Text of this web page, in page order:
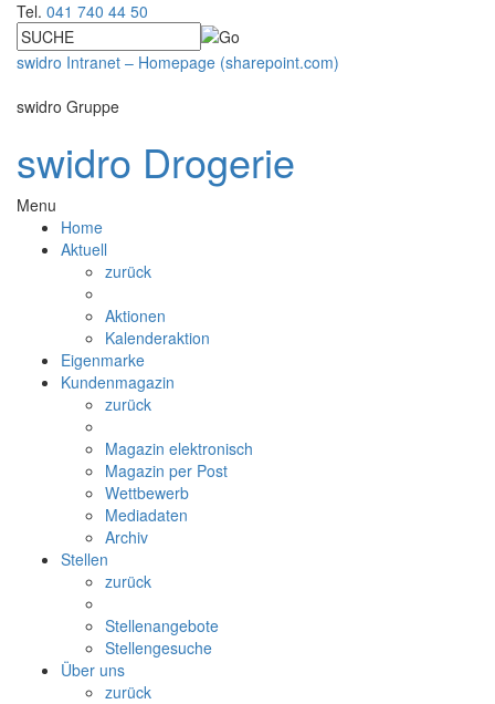
Tel. 041 740 44 50
swidro Intranet – Homepage (sharepoint.com)
swidro Gruppe
swidro Drogerie
Menu
Home
Aktuell
zurück
Aktionen
Kalenderaktion
Eigenmarke
Kundenmagazin
zurück
Magazin elektronisch
Magazin per Post
Wettbewerb
Mediadaten
Archiv
Stellen
zurück
Stellenangebote
Stellengesuche
Über uns
zurück